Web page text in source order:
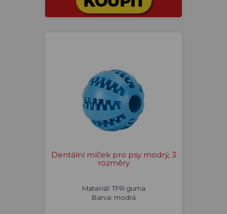
Dentální míček pro psy modrý, 3
rozměry
Materiál: TPR guma
Barva: modrá